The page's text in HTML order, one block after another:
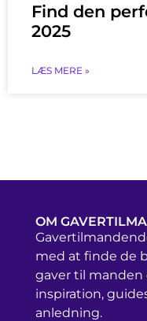
Find den
2025
LÆS MERE »
OM
med at finde de
gaver til manden
inspiration,
anledning.